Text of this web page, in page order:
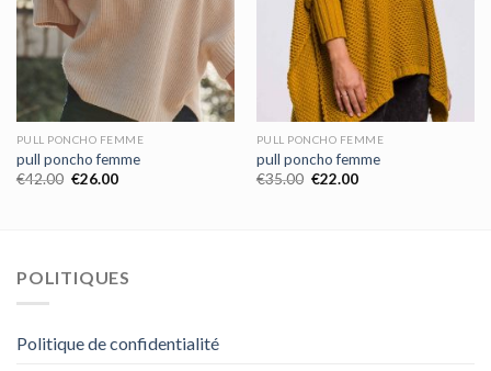
PULL PONCHO FEMME
pull poncho femme
€42.00 €26.00
PULL PONCHO FEMME
pull poncho femme
€35.00 €22.00
POLITIQUES
Politique de confidentialité